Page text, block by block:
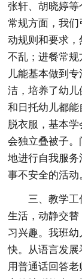
张轩、胡晓婷
常规方面，我
动规则和要求
不乱；进餐常
儿能基本做到
洁，培养了幼
和日托幼儿都能
脱衣服，基本
会独立叠被子
地进行自我服
事不安全的活动
三、教学工
生活，动静交
习兴趣。我班
快。从语言发
用普通话回答